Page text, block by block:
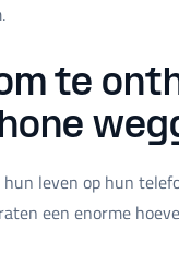
te
hun leven op hun
een enorme